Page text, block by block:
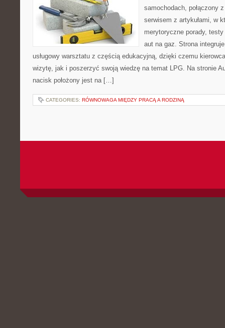
samochodach, połączony
serwisem z artykułami, w
merytoryczne porady,
aut na gaz. Strona
usługowy warsztatu z częścią edukacyjną, dzięki czemu
wizytę, jak i poszerzyć swoją wiedzę na temat LPG. Na stronie
nacisk położony jest na […]
CATEGORIES: RÓWNOWAGA MIĘDZY PRACĄ A RODZINĄ